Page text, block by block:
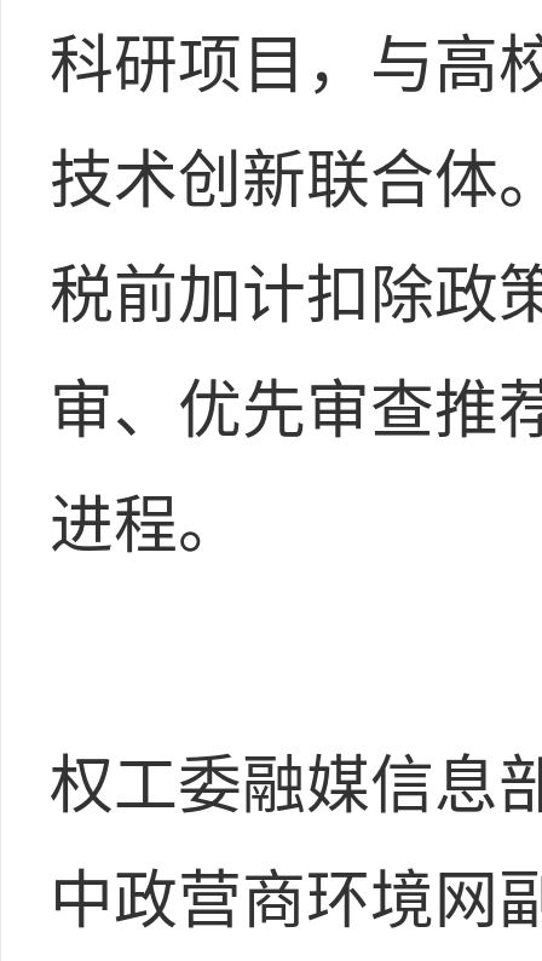
科研项目，与高
技术创新联合体
税前加计扣除政
审、优先审查推
进程。
权工委融媒信息
中政营商环境网